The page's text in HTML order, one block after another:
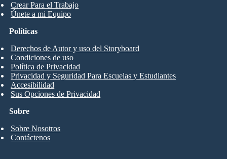
Crear Para el Trabajo
Únete a mi Equipo
Sobre
Sobre Nosotros
Contáctenos
Políticas
Derechos de Autor y uso del Storyboard
Condiciones de uso
Política de Privacidad
Privacidad y Seguridad Para Escuelas y Estudiantes
Accesibilidad
Sus Opciones de Privacidad